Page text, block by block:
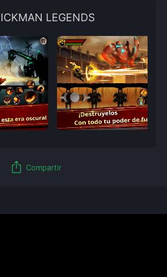
LEGENDS
ios_share Compartir